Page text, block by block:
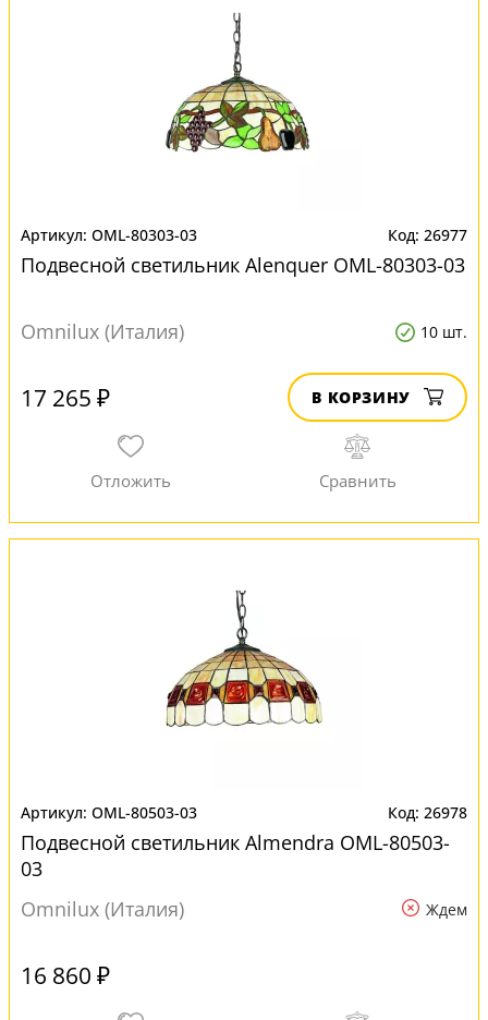
OML-80303-03 26977
Подвесной светильник Alenquer OML-80303-03
Omnilux (Италия) 10 шт.
17 265 ₽ В КОРЗИНУ
OML-80503-03 26978
Подвесной светильник Almendra OML-80503-
03
Omnilux (Италия)
Ждем
16 860 ₽